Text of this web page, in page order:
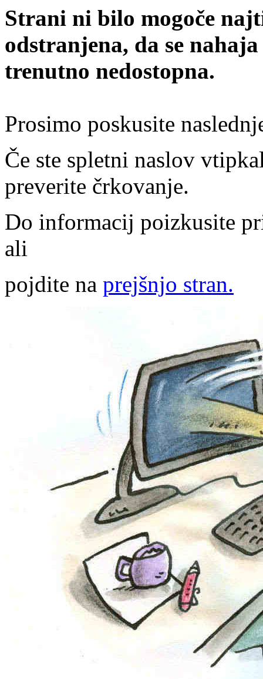
Strani ni bilo mogoče
odstranjena, da se
trenutno nedostopna.
Prosimo poskusite
Če ste spletni naslov
preverite črkovanje.
Do informacij poizkusite
ali
pojdite na prejšnjo stran.